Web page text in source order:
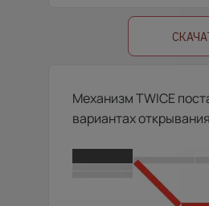
Механизм TWICE
вариантах